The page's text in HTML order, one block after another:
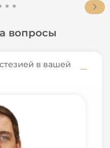
вопросы
в вашей